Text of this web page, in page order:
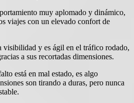
muy aplomado y dinámico,
viajes con un elevado confort de
visibilidad y es ágil en el tráfico rodado,
a sus recortadas dimensiones.
está en mal estado, es algo
son tirando a duras, pero nunca